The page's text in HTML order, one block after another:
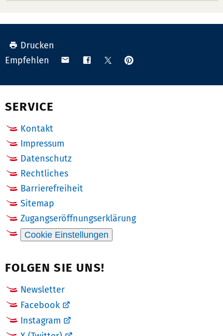
r:
Drucken
Empfehlen
Teilen Teilen TeilenAnpinnen
SERVICE
Kontakt
Impressum
Datenschutz
Rechtliches
Barrierefreiheit
Sitemap
Zugangseröffnungserklärung
Cookie Einstellungen
FOLGEN SIE UNS!
Newsletter
Facebook
Instagram